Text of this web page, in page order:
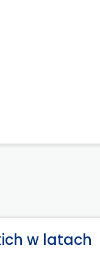
w latach